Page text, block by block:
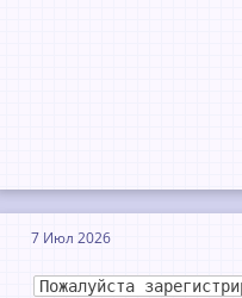
7 Июл 2026
Пожалуйста